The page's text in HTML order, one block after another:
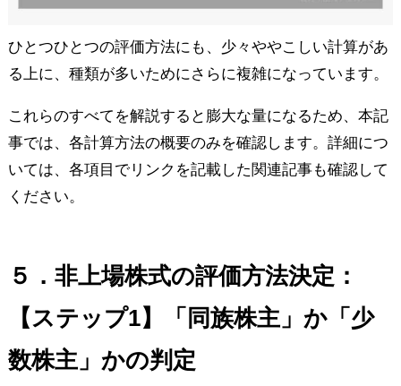
ひとつひとつの評価方法にも、少々ややこしい計算があ
る上に、種類が多いためにさらに複雑になっています。
これらのすべてを解説すると膨大な量になるため、本記
事では、各計算方法の概要のみを確認します。詳細につ
いては、各項目でリンクを記載した関連記事も確認して
ください。
５．非上場株式の評価方法決定：
【ステップ1】「同族株主」か「少
数株主」かの判定